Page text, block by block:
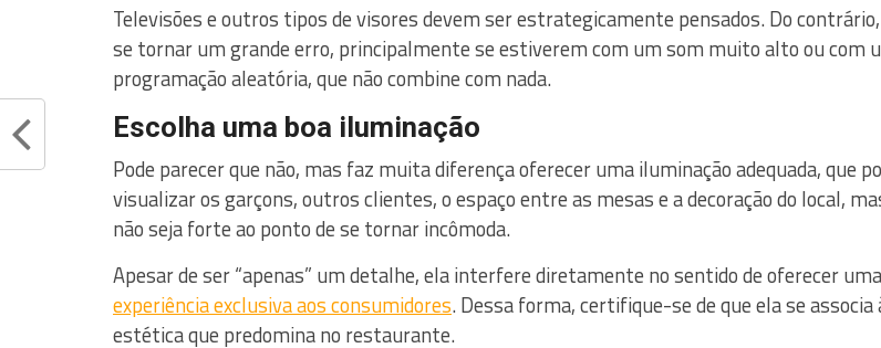
Televisões e outros tipos de visores devem ser estrategicamente pensados. Do
se tornar um grande erro, principalmente se estiverem com um som muito alto ou com
programação aleatória, que não combine com nada.
Escolha uma boa iluminação
Pode parecer que não, mas faz muita diferença oferecer uma iluminação adequada, que
visualizar os garçons, outros clientes, o espaço entre as mesas e a decoração do local,
não seja forte ao ponto de se tornar incômoda.
Apesar de ser “apenas” um detalhe, ela interfere diretamente no sentido de oferecer uma
experiência exclusiva aos consumidores. Dessa forma, certifique-se de que ela se associa
estética que predomina no restaurante.